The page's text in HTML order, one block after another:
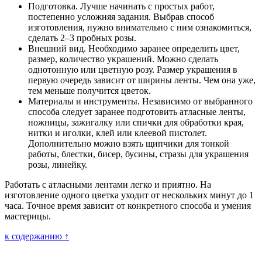
Подготовка. Лучше начинать с простых работ,
постепенно усложняя задания. Выбрав способ
изготовления, нужно внимательно с ним ознакомиться,
сделать 2–3 пробных розы.
Внешний вид. Необходимо заранее определить цвет,
размер, количество украшений. Можно сделать
однотонную или цветную розу. Размер украшения в
первую очередь зависит от ширины ленты. Чем она уже,
тем меньше получится цветок.
Материалы и инструменты. Независимо от выбранного
способа следует заранее подготовить атласные ленты,
ножницы, зажигалку или спички для обработки края,
нитки и иголки, клей или клеевой пистолет.
Дополнительно можно взять щипчики для тонкой
работы, блестки, бисер, бусины, стразы для украшения
розы, линейку.
Работать с атласными лентами легко и приятно. На
изготовление одного цветка уходит от нескольких минут до 1
часа. Точное время зависит от конкретного способа и умения
мастерицы.
к содержанию ↑